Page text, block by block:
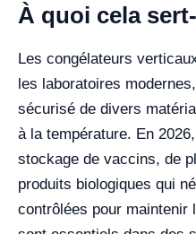
À quoi cela
Les congélateurs
les laboratoires
sécurisé de divers
à la température. En
stockage de vaccins, de
produits biologiques qui
contrôlées pour maintenir